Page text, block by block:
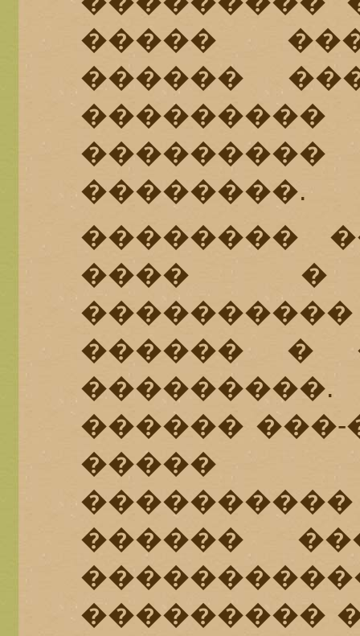
�����
������
���������
��������.
��������
���� �
������ �
������ ���-
�����
������
���������